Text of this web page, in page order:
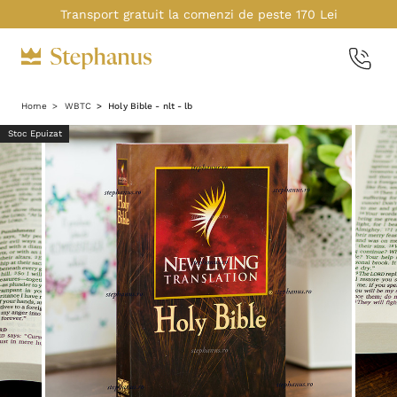
Transport gratuit la comenzi de peste 170 Lei
Home WBTC Holy Bible - nlt - lb
Stoc Epuizat